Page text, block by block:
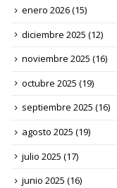
enero 2026(15)
diciembre 2025 (12)
noviembre 2025 (16)
octubre 2025 (19)
septiembre 2025 (16)
agosto 2025 (19)
julio 2025 (17)
junio 2025 (16)